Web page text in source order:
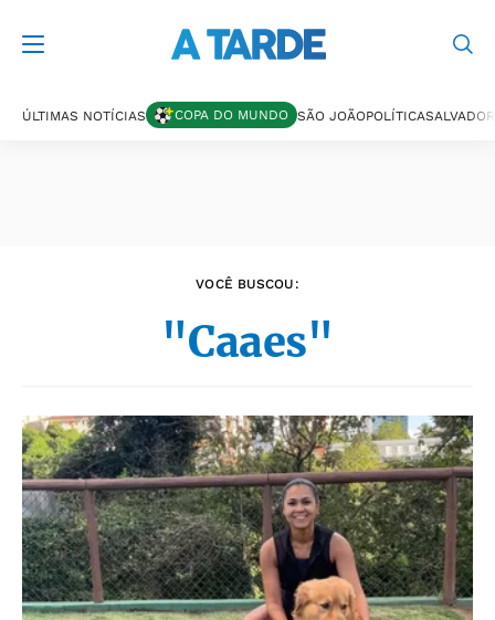
ÚLTIMAS NOTÍCIAS COPA DO MUNDO SÃO JOÃOPOLÍTICASALVADOR
VOCÊ BUSCOU:
"Caaes"